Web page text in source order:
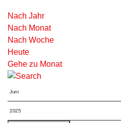
Nach Jahr
Nach Monat
Nach Woche
Heute
Gehe zu Monat